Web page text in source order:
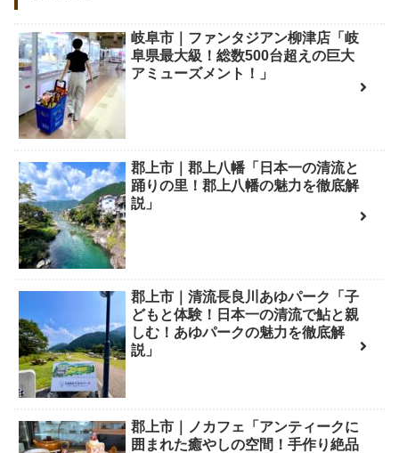
岐阜市｜ファンタジアン柳津店「岐
阜県最大級！総数500台超えの巨大
アミューズメント！」
郡上市｜郡上八幡「日本一の清流と
踊りの里！郡上八幡の魅力を徹底解
説」
郡上市｜清流長良川あゆパーク「子
どもと体験！日本一の清流で鮎と親
しむ！あゆパークの魅力を徹底解
説」
郡上市｜ノカフェ「アンティークに
囲まれた癒やしの空間！手作り絶品